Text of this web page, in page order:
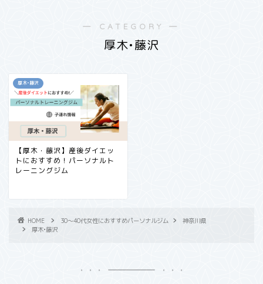
― CATEGORY ―
厚木•藤沢
厚木•藤沢
【厚木・藤沢】産後ダイエッ
トにおすすめ！パーソナルト
レーニングジム
HOME 30〜40代女性におすすめパーソナルジム
神奈川県
厚木•藤沢